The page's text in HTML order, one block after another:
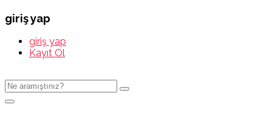
giriş yap
giriş yap
Kayıt Ol